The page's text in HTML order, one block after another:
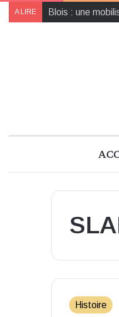
A LIRE Collecte de
Histoire